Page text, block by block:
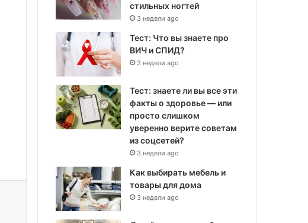
стильных ногтей
3 недели ago
Тест: Что вы знаете про
ВИЧ и СПИД?
3 недели ago
Тест: знаете ли вы все эти
факты о здоровье — или
просто слишком
уверенно верите советам
из соцсетей?
3 недели ago
Как выбирать мебель и
товары для дома
3 недели ago